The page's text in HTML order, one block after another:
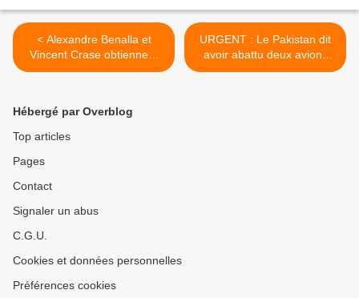
< Alexandre Benalla et
Vincent Crase obtiennent
leur remise en liberté
URGENT : Le Pakistan dit
avoir abattu deux avions
indiens dans son espace
Hébergé par Overblog
Top articles
Pages
Contact
Signaler un abus
C.G.U.
Cookies et données personnelles
Préférences cookies